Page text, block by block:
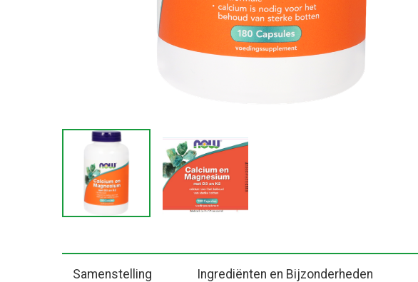
Samenstelling Ingrediënten en Bijzonderheden